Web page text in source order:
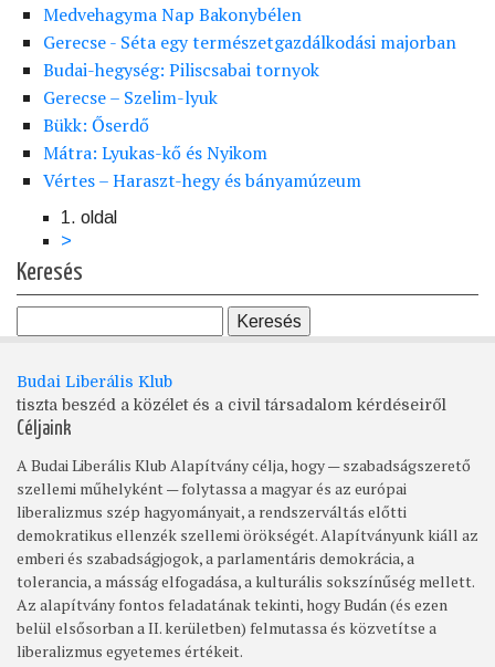
Medvehagyma Nap Bakonybélen
Gerecse - Séta egy természetgazdálkodási majorban
Budai-hegység: Piliscsabai tornyok
Gerecse – Szelim-lyuk
Bükk: Őserdő
Mátra: Lyukas-kő és Nyikom
Vértes – Haraszt-hegy és bányamúzeum
Oldalszámozás
1. oldal
Következő
oldal
>
Keresés
Budai Liberális Klub
tiszta beszéd a közélet és a civil társadalom kérdéseiről
Céljaink
A Budai Liberális Klub Alapítvány célja, hogy — szabadságszerető
szellemi műhelyként — folytassa a magyar és az európai
liberalizmus szép hagyományait, a rendszerváltás előtti
demokratikus ellenzék szellemi örökségét. Alapítványunk kiáll az
emberi és szabadságjogok, a parlamentáris demokrácia, a
tolerancia, a másság elfogadása, a kulturális sokszínűség mellett.
Az alapítvány fontos feladatának tekinti, hogy Budán (és ezen
belül elsősorban a II. kerületben) felmutassa és közvetítse a
liberalizmus egyetemes értékeit.